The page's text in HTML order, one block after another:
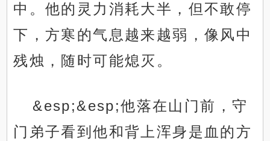
中。他的灵力消耗大半，但不敢停
下，方寒的气息越来越弱，像风中
残烛，随时可能熄灭。
&esp;&esp;他落在山门前，守
门弟子看到他和背上浑身是血的方